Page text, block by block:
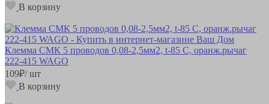
В корзину
Клемма СМК 5 проводов 0,08-2,5мм2, t-85 C, оранж.рычаг
222-415 WAGO
109₽/ шт
В корзину